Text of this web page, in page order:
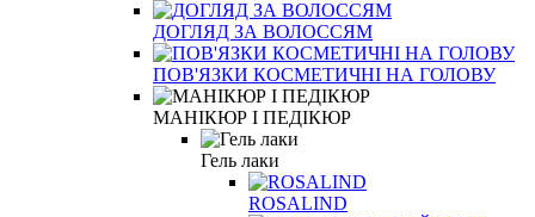
ДОГЛЯД ЗА ВОЛОССЯМ
ПОВ'ЯЗКИ КОСМЕТИЧНІ НА ГОЛОВУ
МАНІКЮР І ПЕДІКЮР
Гель лаки
ROSALIND